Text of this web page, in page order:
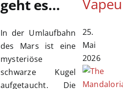
geht es…
In der Umlaufbahn
des Mars ist eine
mysteriöse
schwarze Kugel
aufgetaucht. Die
25.
Mai
2026